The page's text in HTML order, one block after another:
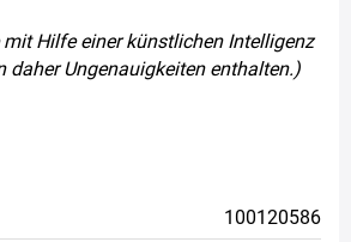
mit Hilfe einer künstlichen Intelligenz
daher Ungenauigkeiten enthalten.)
100120586